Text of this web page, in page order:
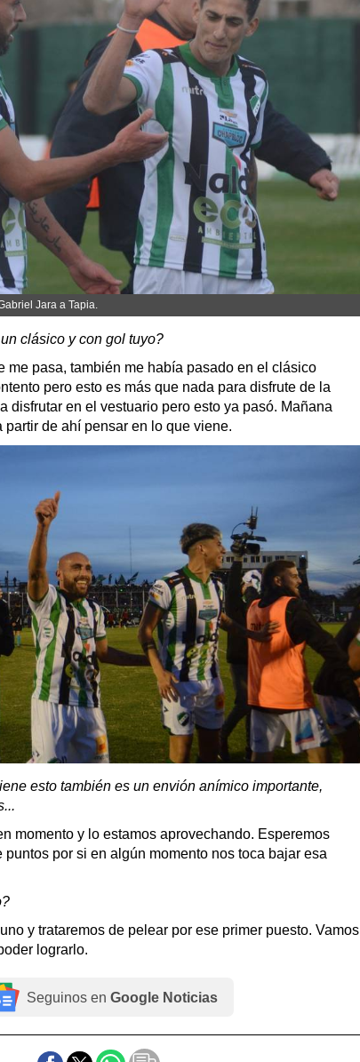
Jara a Tapia.
clásico y con gol tuyo?
me pasa, también me había pasado en el clásico
pero esto es más que nada para disfrute de la
disfrutar en el vestuario pero esto ya pasó. Mañana
partir de ahí pensar en lo que viene.
esto también es un envión anímico importante,
momento y lo estamos aprovechando. Esperemos
puntos por si en algún momento nos toca bajar esa
y trataremos de pelear por ese primer puesto. Vamos
lograrlo.
Seguinos en Google Noticias